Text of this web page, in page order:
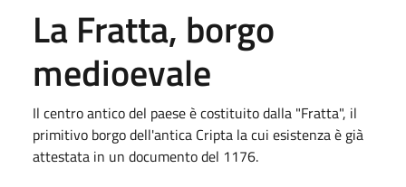
La Fratta, borgo
medioevale
Il centro antico del paese è costituito dalla "Fratta", il
primitivo borgo dell'antica Cripta la cui esistenza è già
attestata in un documento del 1176.